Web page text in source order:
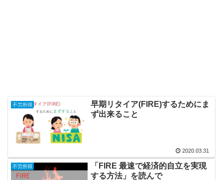
不労所得
早期リタイア(FIRE)するためにま
ず出来ること
2020.03.31
不労所得
「FIRE 最速で経済的自立を実現
する方法」を読んで